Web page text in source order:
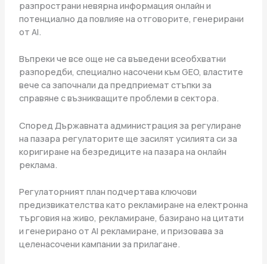
разпространи невярна информация онлайн и
потенциално да повлияе на отговорите, генерирани
от AI.
Въпреки че все още не са въведени всеобхватни
разпоредби, специално насочени към GEO, властите
вече са започнали да предприемат стъпки за
справяне с възникващите проблеми в сектора.
Според Държавната администрация за регулиране
на пазара регулаторите ще засилят усилията си за
коригиране на безредиците на пазара на онлайн
реклама.
Регулаторният план подчертава ключови
предизвикателства като рекламиране на електронна
търговия на живо, рекламиране, базирано на цитати
и генерирано от AI рекламиране, и призовава за
целенасочени кампании за прилагане.